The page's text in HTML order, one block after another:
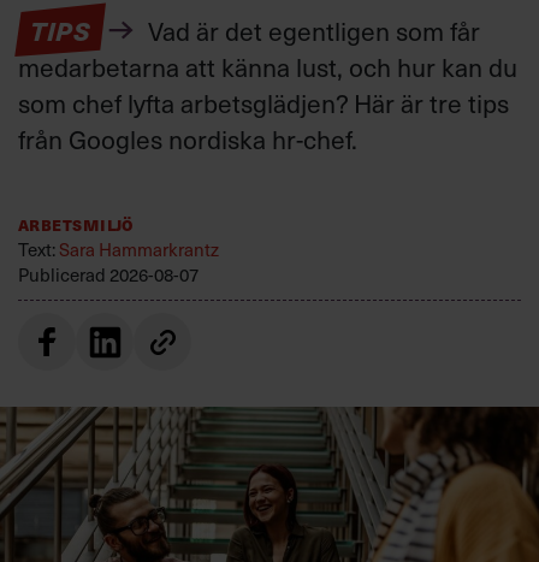
TIPS
Vad är det egentligen som får
medarbetarna att känna lust, och hur kan du
som chef lyfta arbetsglädjen? Här är tre tips
från Googles nordiska hr-chef.
Arbetsmiljö
Text:Sara Hammarkrantz
Publicerad 2026-08-07